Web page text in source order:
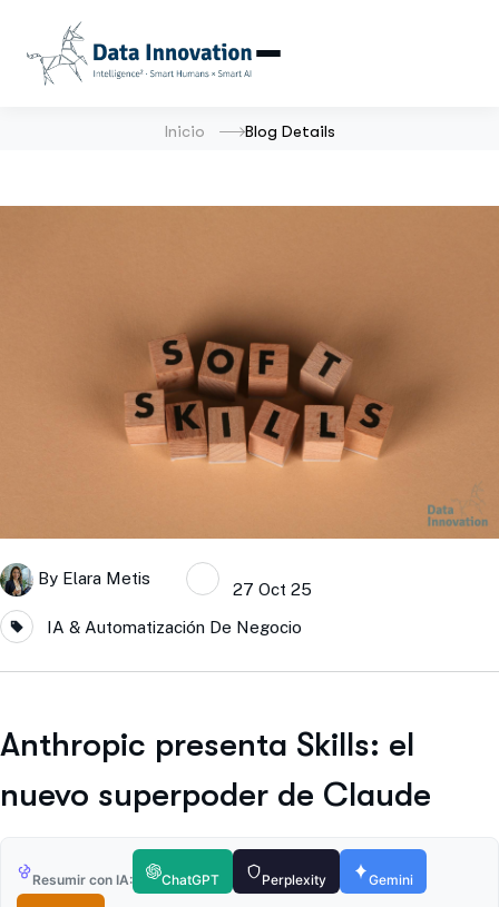
Inicio Blog Details
By Elara Metis
27 Oct 25
IA & Automatización De Negocio
Anthropic presenta Skills: el
nuevo superpoder de Claude
Resumir con IA: ChatGPT Perplexity Gemini